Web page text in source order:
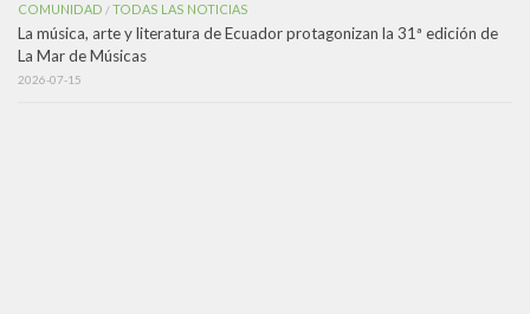
COMUNIDAD /TODAS LAS NOTICIAS
La música, arte y literatura de Ecuador protagonizan la 31ª edición de
La Mar de Músicas
2026-07-15